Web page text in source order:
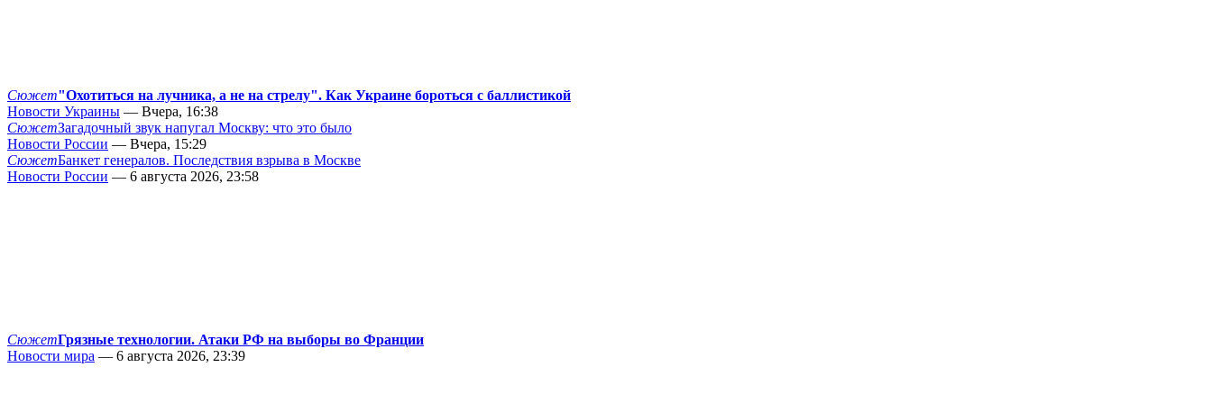
Сюжет"Охотиться на лучника, а не на стрелу". Как Украине бороться с баллистикой
Новости Украины — Вчера, 16:38
СюжетЗагадочный звук напугал Москву: что это было
Новости России — Вчера, 15:29
СюжетБанкет генералов. Последствия взрыва в Москве
Новости России — 6 августа 2026, 23:58
СюжетГрязные технологии. Атаки РФ на выборы во Франции
Новости мира — 6 августа 2026, 23:39